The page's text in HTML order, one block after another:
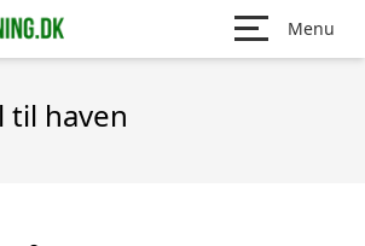
Menu
til haven